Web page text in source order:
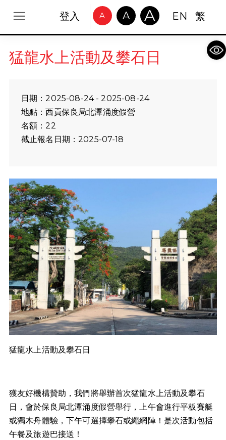
登入 A A A EN 繁
猛龍水上活動及攀石日
日期：2025-08-24 - 2025-08-24
地點：西貢保良局北潭涌度假營
名額：22
截止報名日期：2025-07-18
猛龍水上活動及攀石日
獲友好機構贊助，我們將舉辦首次猛龍水上活動及攀石
日，會於保良局北潭涌度假營舉行，上午會進行平板賽艇
或獨木舟體驗，下午可選擇攀石或繩網陣！是次活動包括
午餐及旅遊巴接送！